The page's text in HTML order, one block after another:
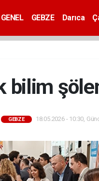
GENEL GEBZE Darıca
bilim
GEBZE 18.05.2026 - 10:30,